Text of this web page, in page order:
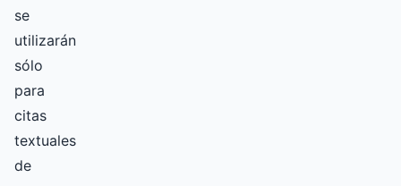
se
utilizarán
sólo
para
citas
textuales
de